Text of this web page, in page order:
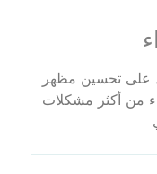
على تحسين مظهر
من أكثر مشكلات